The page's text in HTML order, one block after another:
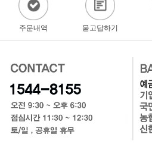
주문내역 묻고답하기